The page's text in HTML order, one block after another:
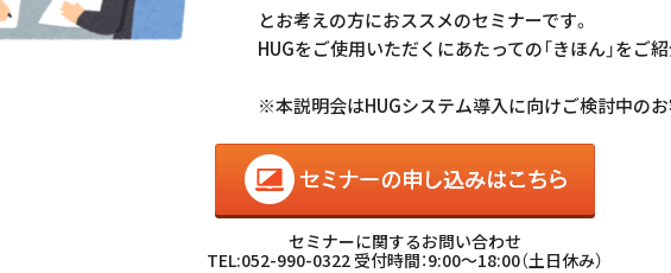
とお考えの方におススメのセミナーです。
HUGをご使用いただくにあたっての「きほん」をご
※本説明会はHUGシステム導入に向けご検討中の
セミナーに関するお問い合わせ
TEL:052-990-0322 受付時間：9:00～18:00（土日休み）